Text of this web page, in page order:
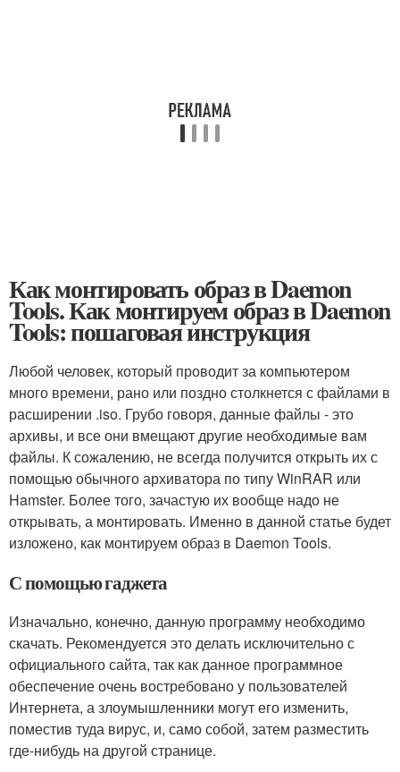
Как монтировать образ в Daemon
Tools. Как монтируем образ в Daemon
Tools: пошаговая инструкция
Любой человек, который проводит за компьютером
много времени, рано или поздно столкнется с файлами в
расширении .iso. Грубо говоря, данные файлы - это
архивы, и все они вмещают другие необходимые вам
файлы. К сожалению, не всегда получится открыть их с
помощью обычного архиватора по типу WinRAR или
Hamster. Более того, зачастую их вообще надо не
открывать, а монтировать. Именно в данной статье будет
изложено, как монтируем образ в Daemon Tools.
С помощью гаджета
Изначально, конечно, данную программу необходимо
скачать. Рекомендуется это делать исключительно с
официального сайта, так как данное программное
обеспечение очень востребовано у пользователей
Интернета, а злоумышленники могут его изменить,
поместив туда вирус, и, само собой, затем разместить
где-нибудь на другой странице.